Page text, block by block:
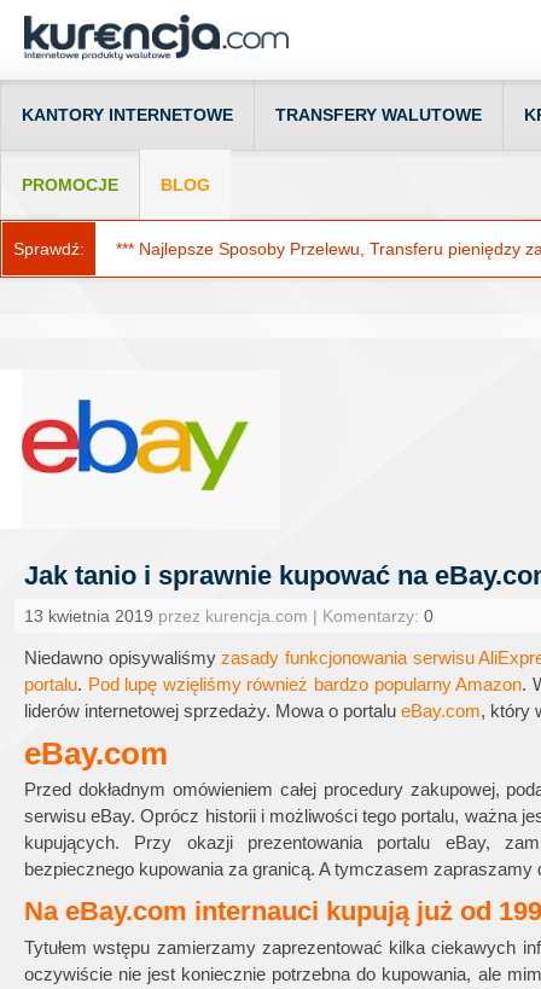
KANTORY INTERNETOWE TRANSFERY WALUTOWE
PROMOCJE BLOG
Sprawdź: *** Najlepsze Sposoby Przelewu, Transferu pieniędzy
Jak tanio i sprawnie kupować na
13 kwietnia 2019 przez kurencja.com | Komentarzy: 0
Niedawno opisywaliśmyzasady funkcjonowania serwisu
portalu. Pod lupę wzięliśmy również bardzo popularny Amazon.
liderów internetowej sprzedaży. Mowa o portalu eBay.com, który
eBay.com
Przed dokładnym omówieniem całej procedury zakupowej,
serwisu eBay. Oprócz historii i możliwości tego portalu, ważna
kupujących. Przy okazji prezentowania portalu eBay,
bezpiecznego kupowania za granicą. A tymczasem zapraszamy
Na eBay.com internauci kupują już od
Tytułem wstępu zamierzamy zaprezentować kilka ciekawych
oczywiście nie jest koniecznie potrzebna do kupowania, ale